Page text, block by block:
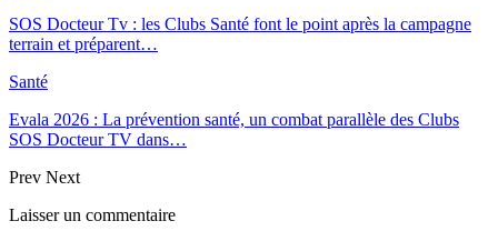
SOS Docteur Tv : les Clubs Santé font le point après la campagne
terrain et préparent…
Santé
Evala 2026 : La prévention santé, un combat parallèle des Clubs
SOS Docteur TV dans…
Prev Next
Laisser un commentaire